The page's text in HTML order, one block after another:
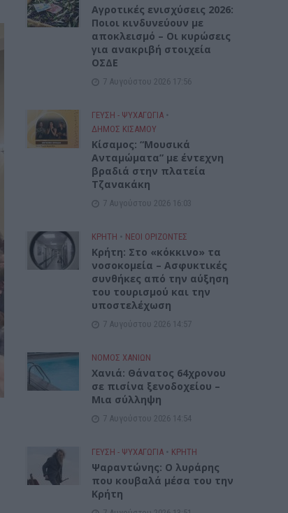
Αγροτικές ενισχύσεις 2026:
Ποιοι κινδυνεύουν με
αποκλεισμό – Οι κυρώσεις
για ανακριβή στοιχεία
ΟΣΔΕ
7 Αυγούστου 2026 17:56
ΓΕΎΣΗ - ΨΥΧΑΓΩΓΊΑ •
ΔΉΜΟΣ ΚΙΣΆΜΟΥ
Κίσαμος: “Μουσικά
Ανταμώματα” με έντεχνη
βραδιά στην πλατεία
Τζανακάκη
7 Αυγούστου 2026 16:03
ΚΡΗΤΗ • ΝΕΟΙ ΟΡΙΖΟΝΤΕΣ
Κρήτη: Στο «κόκκινο» τα
νοσοκομεία – Ασφυκτικές
συνθήκες από την αύξηση
του τουρισμού και την
υποστελέχωση
7 Αυγούστου 2026 14:57
ΝΟΜΌΣ ΧΑΝΊΩΝ
Χανιά: Θάνατος 64χρονου
σε πισίνα ξενοδοχείου –
Μια σύλληψη
7 Αυγούστου 2026 14:54
ΓΕΎΣΗ - ΨΥΧΑΓΩΓΊΑ • ΚΡΗΤΗ
Ψαραντώνης: Ο λυράρης
που κουβαλά μέσα του την
Κρήτη